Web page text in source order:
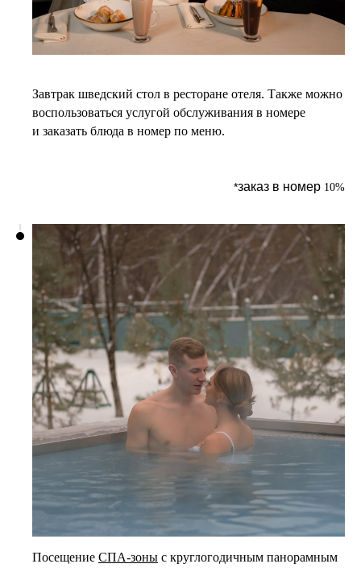
Завтрак шведский стол в ресторане отеля. Также можно
воспользоваться услугой обслуживания в номере
и заказать блюда в номер по меню.
*заказ в номер 10%
Посещение СПА-зоны с круглогодичным панорамным